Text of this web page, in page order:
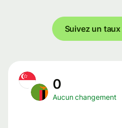
Suivez un
0
Aucun changement